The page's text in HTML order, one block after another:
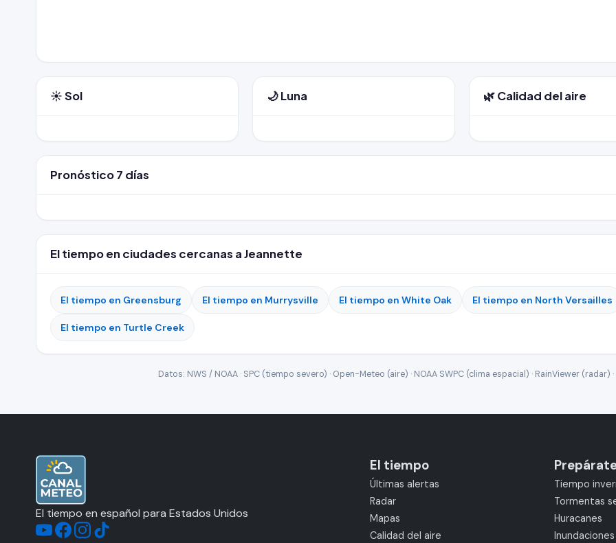
☀️ Sol 🌙 Luna 🌿 Calidad del aire
Pronóstico 7 días
El tiempo en ciudades cercanas a Jeannette
El tiempo en Greensburg El tiempo en Murrysville El tiempo en White Oak El tiempo en North Versailles
El tiempo en Turtle Creek
Datos: NWS / NOAA · SPC (tiempo severo) · Open-Meteo (aire) · NOAA SWPC (clima espacial) · RainViewer (radar)
El tiempo en español para Estados Unidos
El tiempo
Últimas alertas
Radar
Mapas
Calidad del aire
Tiempo
Tormentas
Huracanes
Inundaciones